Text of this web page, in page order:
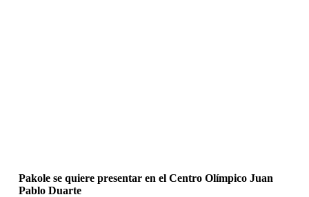
Pakole se quiere presentar en el Centro Olímpico Juan
Pablo Duarte